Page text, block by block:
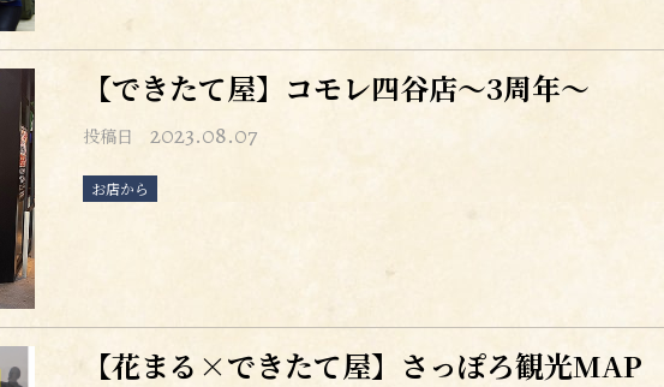
【できたて屋】コモレ四谷店～3周年～
投稿日 2023.08.07
お店から
【花まる×できたて屋】さっぽろ観光MAP